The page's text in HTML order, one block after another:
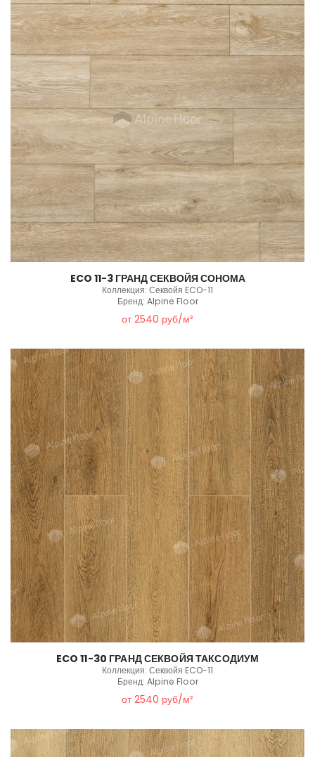
ECO 11-3 ГРАНД СЕКВОЙЯ СОНОМА
Коллекция: Секвойя ECO-11
Бренд: Alpine Floor
от 2540 руб/м²
ECO 11-30 ГРАНД СЕКВОЙЯ ТАКСОДИУМ
Коллекция: Секвойя ECO-11
Бренд: Alpine Floor
от 2540 руб/м²